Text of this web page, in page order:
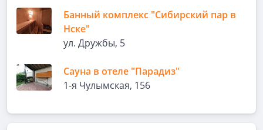
Банный комплекс "Сибирский пар в
Нске"
ул. Дружбы, 5
Сауна в отеле "Парадиз"
1-я Чулымская, 156